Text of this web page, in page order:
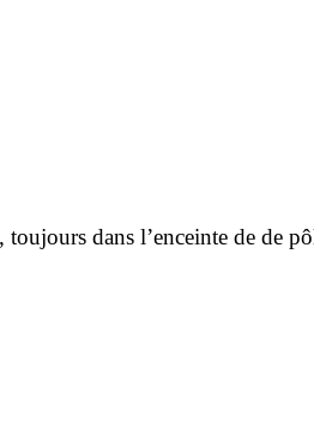
dans l’enceinte de de